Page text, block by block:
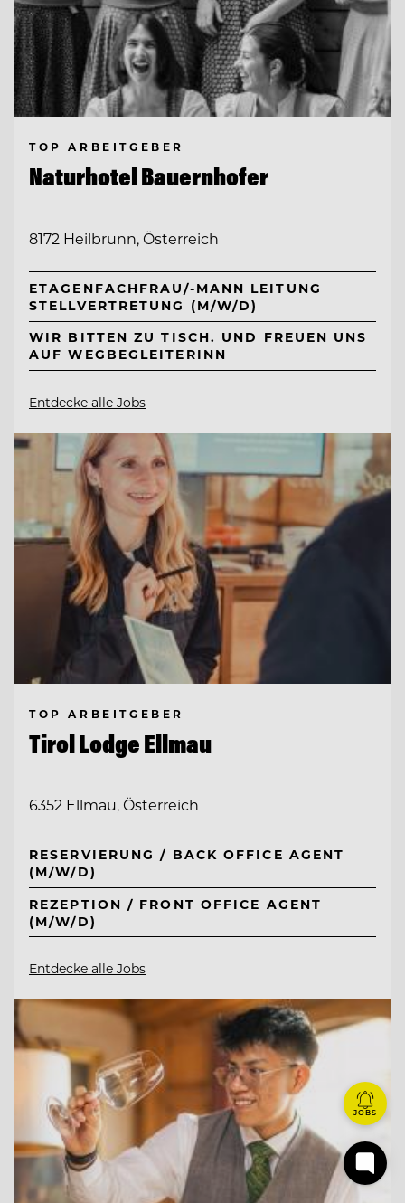
TOP ARBEITGEBER
Naturhotel Bauernhofer
8172 Heilbrunn, Österreich
ETAGENFACHFRAU/-MANN LEITUNG
STELLVERTRETUNG (M/W/D)
WIR BITTEN ZU TISCH. UND FREUEN UNS
AUF WEGBEGLEITERINN
Entdecke alle Jobs
TOP ARBEITGEBER
Tirol Lodge Ellmau
6352 Ellmau, Österreich
RESERVIERUNG / BACK OFFICE AGENT
(M/W/D)
REZEPTION / FRONT OFFICE AGENT
(M/W/D)
Entdecke alle Jobs
JOBS